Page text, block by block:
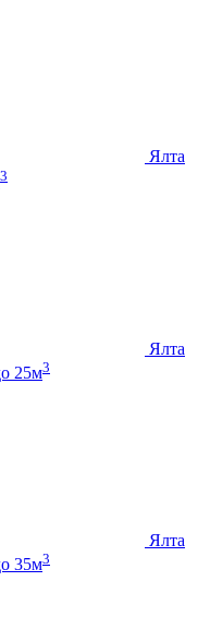
Ялта
3
Ялта
25м3
Ялта
35м3